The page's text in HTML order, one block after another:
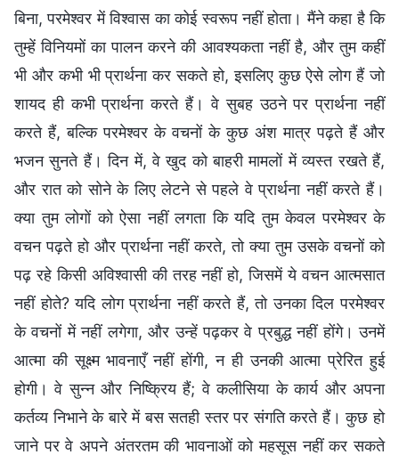
बिना, परमेश्वर में विश्वास का कोई स्वरूप नहीं होता। मैंने कहा है कि
तुम्हें विनियमों का पालन करने की आवश्यकता नहीं है, और तुम कहीं
भी और कभी भी प्रार्थना कर सकते हो, इसलिए कुछ ऐसे लोग हैं जो
शायद ही कभी प्रार्थना करते हैं। वे सुबह उठने पर प्रार्थना नहीं
करते हैं, बल्कि परमेश्वर के वचनों के कुछ अंश मात्र पढ़ते हैं और
भजन सुनते हैं। दिन में, वे खुद को बाहरी मामलों में व्यस्त रखते हैं,
और रात को सोने के लिए लेटने से पहले वे प्रार्थना नहीं करते हैं।
क्या तुम लोगों को ऐसा नहीं लगता कि यदि तुम केवल परमेश्वर के
वचन पढ़ते हो और प्रार्थना नहीं करते, तो क्या तुम उसके वचनों को
पढ़ रहे किसी अविश्वासी की तरह नहीं हो, जिसमें ये वचन आत्मसात
नहीं होते? यदि लोग प्रार्थना नहीं करते हैं, तो उनका दिल परमेश्वर
के वचनों में नहीं लगेगा, और उन्हें पढ़कर वे प्रबुद्ध नहीं होंगे। उनमें
आत्मा की सूक्ष्म भावनाएँ नहीं होंगी, न ही उनकी आत्मा प्रेरित हुई
होगी। वे सुन्न और निष्क्रिय हैं; वे कलीसिया के कार्य और अपना
कर्तव्य निभाने के बारे में बस सतही स्तर पर संगति करते हैं। कुछ हो
जाने पर वे अपने अंतरतम की भावनाओं को महसूस नहीं कर सकते